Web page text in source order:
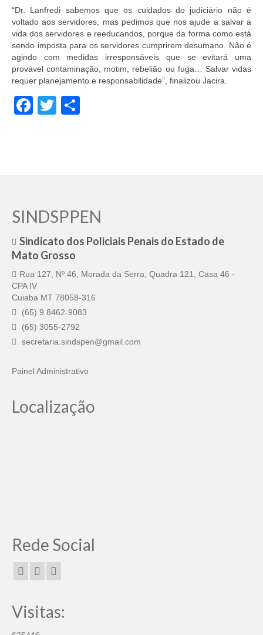
“Dr. Lanfredi sabemos que os cuidados do judiciário não é
voltado aos servidores, mas pedimos que nos ajude a salvar a
vida dos servidores e reeducandos, porque da forma como está
sendo imposta para os servidores cumprirem desumano. Não é
agindo com medidas irresponsáveis que se evitará uma
provável contaminação, motim, rebelião ou fuga… Salvar vidas
requer planejamento e responsabilidade”, finalizou Jacira.
Facebook
Twitter
SINDSPPEN
Sindicato dos Policiais Penais do Estado de
Mato Grosso
Rua 127, Nº 46, Morada da Serra, Quadra 121, Casa 46 -
CPA IV
Cuiaba MT 78058-316
(65) 9 8462-9083
(65) 3055-2792
secretaria.sindspen@gmail.com
Painel Administrativo
Localização
Rede Social
Visitas: